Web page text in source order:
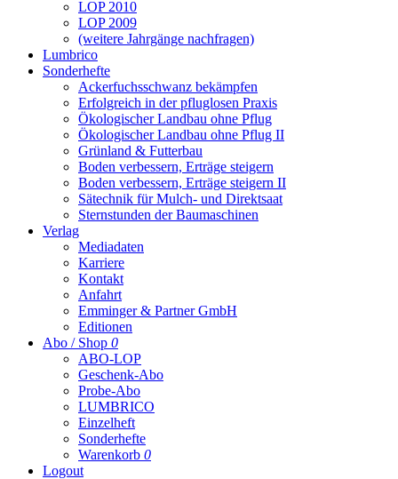
LOP 2010
LOP 2009
(weitere Jahrgänge nachfragen)
Lumbrico
Sonderhefte
Ackerfuchsschwanz bekämpfen
Erfolgreich in der pfluglosen Praxis
Ökologischer Landbau ohne Pflug
Ökologischer Landbau ohne Pflug II
Grünland & Futterbau
Boden verbessern, Erträge steigern
Boden verbessern, Erträge steigern II
Sätechnik für Mulch- und Direktsaat
Sternstunden der Baumaschinen
Verlag
Mediadaten
Karriere
Kontakt
Anfahrt
Emminger & Partner GmbH
Editionen
Abo / Shop 0
ABO-LOP
Geschenk-Abo
Probe-Abo
LUMBRICO
Einzelheft
Sonderhefte
Warenkorb 0
Logout